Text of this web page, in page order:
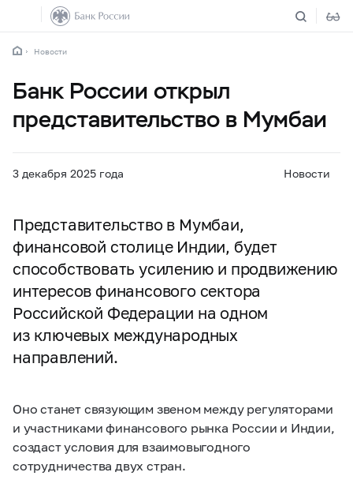
Новости
Банк России открыл
представительство в Мумбаи
3 декабря 2025 года Новости
Представительство в Мумбаи,
финансовой столице Индии, будет
способствовать усилению и продвижению
интересов финансового сектора
Российской Федерации на одном
из ключевых международных
направлений.
Оно станет связующим звеном между регуляторами
и участниками финансового рынка России и Индии,
создаст условия для взаимовыгодного
сотрудничества двух стран.